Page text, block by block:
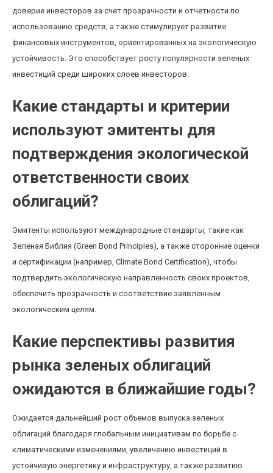
доверие инвесторов за счет прозрачности и отчетности по
использованию средств, а также стимулирует развитие
финансовых инструментов, ориентированных на экологическую
устойчивость. Это способствует росту популярности зеленых
инвестиций среди широких слоев инвесторов.
Какие стандарты и критерии
используют эмитенты для
подтверждения экологической
ответственности своих
облигаций?
Эмитенты используют международные стандарты, такие как
Зеленая Библия (Green Bond Principles), а также сторонние оценки
и сертификации (например, Climate Bond Certification), чтобы
подтвердить экологическую направленность своих проектов,
обеспечить прозрачность и соответствие заявленным
экологическим целям.
Какие перспективы развития
рынка зеленых облигаций
ожидаются в ближайшие годы?
Ожидается дальнейший рост объемов выпуска зеленых
облигаций благодаря глобальным инициативам по борьбе с
климатическими изменениями, увеличению инвестиций в
устойчивую энергетику и инфраструктуру, а также развитию